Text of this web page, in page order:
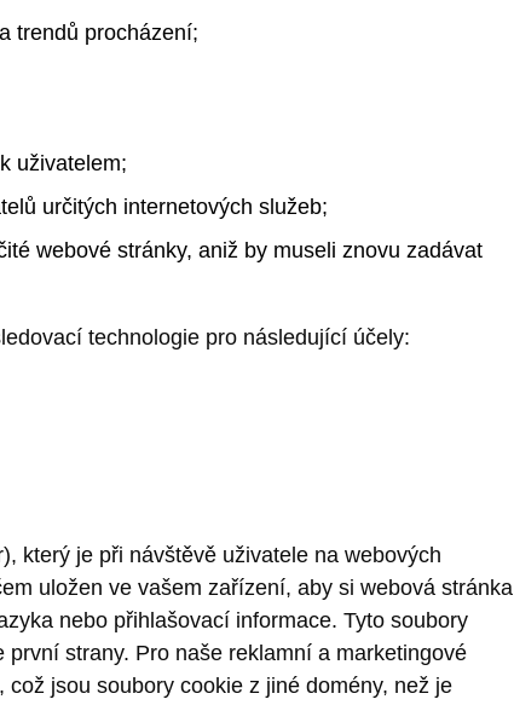
trendů procházení;
uživatelem;
určitých internetových služeb;
webové stránky, aniž by museli znovu zadávat
technologie pro následující účely:
který je při návštěvě uživatele na webových
uložen ve vašem zařízení, aby si webová stránka
nebo přihlašovací informace. Tyto soubory
strany. Pro naše reklamní a marketingové
jsou soubory cookie z jiné domény, než je